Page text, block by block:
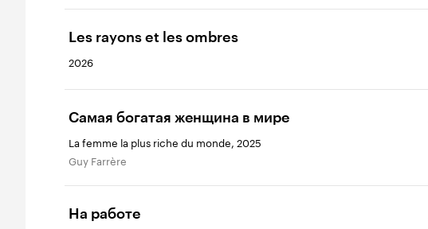
Les rayons et les ombres
2026
Самая богатая женщина в мире
La femme la plus riche du monde, 2025
Guy Farrère
На работе